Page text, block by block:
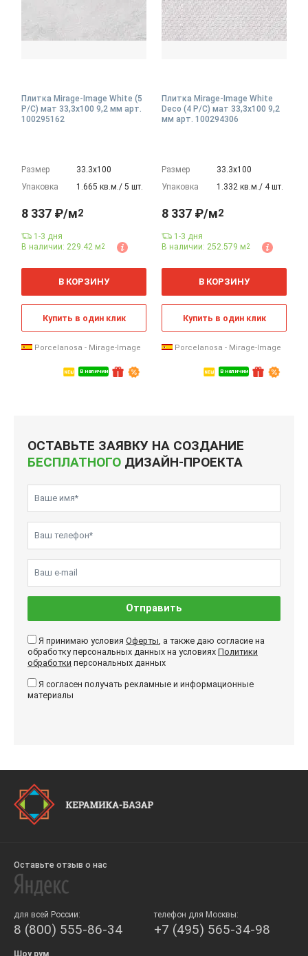
Плитка Mirage-Image White (5
P/C) мат 33,3x100 9,2 мм арт.
100295162
Размер
33.3х100
Упаковка
1.665 кв.м./ 5 шт.
В наличии
8 337 ₽/м2
1-3 дня
В наличии: 229.42 м2
м
В КОРЗИНУ
Купить в один клик
Porcelanosa - Mirage-Image
Плитка Mirage-Image White
Deco (4 P/C) мат 33,3x100 9,2
мм арт. 100294306
Размер
33.3х100
Упаковка
1.332 кв.м./ 4 шт.
В наличии
8 337 ₽/м2
1-3 дня
В наличии: 252.579 м2
м
В КОРЗИНУ
Купить в один клик
Porcelanosa - Mirage-Image
ОСТАВЬТЕ ЗАЯВКУ НА СОЗДАНИЕ
БЕСПЛАТНОГО ДИЗАЙН-ПРОЕКТА
Отправить
Я принимаю условия Оферты , а также даю согласие на
обработку персональных данных на условиях Политики
обработки персональных данных
Я согласен получать рекламные и информационные
материалы
Оставьте отзыв о нас
для всей России:
8 (800) 555-86-34
телефон для Москвы:
+7 (495) 565-34-98
Шоу рум